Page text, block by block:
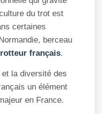
du trot est
certaines
berceau
français.
et la diversité des
un élément
en France.